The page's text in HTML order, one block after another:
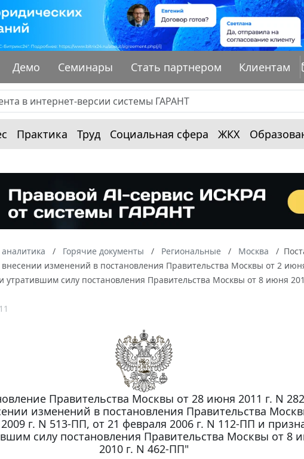
Демо Семинары Стать партнером Клиентам
Практика Труд Социальная сфера ЖКХ
Горячие документы Региональные Москва
изменений в постановления Правительства Москвы от 2
утратившим силу постановления Правительства Москвы от 8 июня
Правительства Москвы от 28 июня 2011 г. N
изменений в постановления Правительства
г. N 513-ПП, от 21 февраля 2006 г. N 112-ПП и
силу постановления Правительства Москвы от 8
2010 г. N 462-ПП"